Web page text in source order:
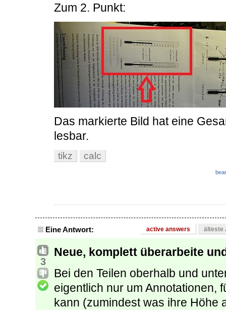
Zum 2. Punkt:
Das markierte Bild hat eine
lesbar.
tikz calc
Eine Antwort: active answers älteste
3
Neue, komplett überarbeite
Bei den Teilen oberhalb und
eigentlich nur um Annotationen,
kann (zumindest was ihre Höhe